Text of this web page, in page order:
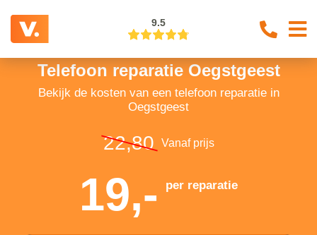
9.5
Telefoon reparatie Oegstgeest
Bekijk de kosten van een telefoon reparatie in
Oegstgeest
22,80 Vanaf prijs
19,- per reparatie